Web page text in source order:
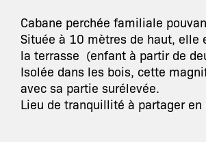
Cabane perchée familiale
Située à 10 mètres de haut, elle
la terrasse (enfant à partir de
Isolée dans les bois, cette
avec sa partie surélevée.
Lieu de tranquillité à partager